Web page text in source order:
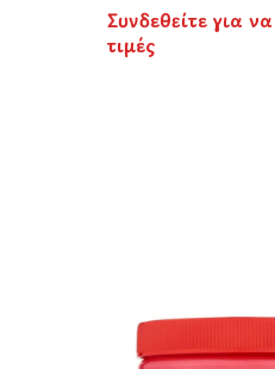
Συνδεθείτε για να
τιμές